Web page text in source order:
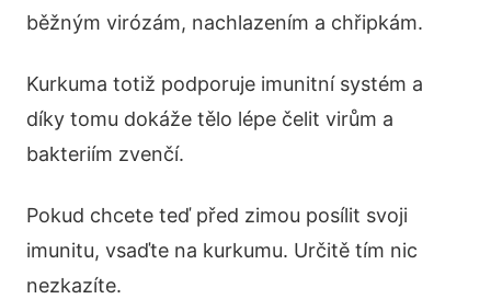
běžným virózám, nachlazením a chřipkám.
Kurkuma totiž podporuje imunitní systém a
díky tomu dokáže tělo lépe čelit virům a
bakteriím zvenčí.
Pokud chcete teď před zimou posílit svoji
imunitu, vsaďte na kurkumu. Určitě tím nic
nezkazíte.